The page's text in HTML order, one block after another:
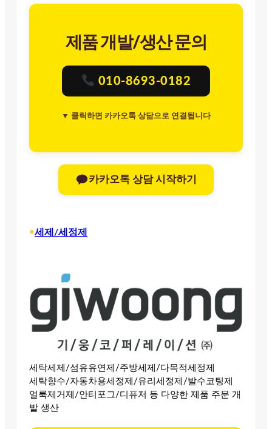
제품 개발/생산 문의
010-8693-0182
▼ 클릭하면 카카오톡 상담으로 연결됩니다
카카오톡 상담 시작하기
•세제/세정제
세탁세제/섬유유연제/주방세제/다목적세정제
세탁향수/자동차용세정제/유리세정제/발수코팅제
얼룩제거제/안티포그/디퓨저 등 다양한 제품 주문 개
발 생산